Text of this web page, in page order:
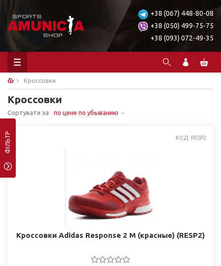
+38 (067) 448-80-08
+38 (050) 499-75-75
+38 (093) 072-49-35
Кроссовки
Кроссовки
Сортувати за по цене по убыванию
ФІЛЬТР КОД: RESP2
Кроссовки Adidas Response 2 M (красные) (RESP2)